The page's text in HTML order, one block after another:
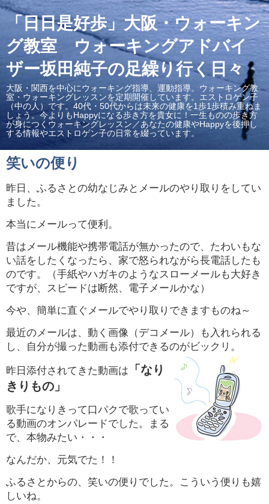
「日日是好歩」大阪・ウォーキン
グ教室 ウォーキングアドバイ
ザー坂田純子の足繰り行く日々
大阪・関西を中心にウォーキング指導、運動指導。ウォーキング教
室・ウォーキングレッスンを定期開催しています。エストロゲン子
（中の人）です。40代・50代からは未来の健康を1歩1歩積み重ねま
しょう。今よりもHappyになる歩き方を貴女に！一生ものの歩き方
が身につくウォーキングレッスン／あなたの健康やHappyを後押し
する情報やエストロゲン子の日常を綴っています。
笑いの便り
昨日、ふるさとの幼なじみとメールのやり取りをしてい
ました。
本当にメールって便利。
昔はメール機能や携帯電話が無かったので、たわいもな
い話をしたくなったら、家で怒られながら長電話したも
のです。
（手紙やハガキのようなスローメールも大好き
ですが、スピードは断然、電子メールかな）
今や、簡単に直ぐメールでやり取りできますものね～
最近のメールは、動く画像（デコメール）も入れられる
し、自分が撮った動画も添付できるのがビックリ。
昨日添付されてきた動画は
「なり
きりもの」
歌手になりきって口パクで歌ってい
る動画のオンパレードでした。まる
で、 本物みたい・・・
なんだか、元気でた！！
ふるさとからの、笑いの便りでした。こういう便りも嬉
しいね。